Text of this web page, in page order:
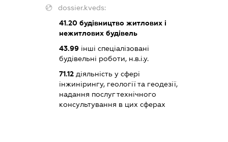
dossier.kveds:
41.20будівництво житлових і
нежитлових будівель
43.99інші спеціалізовані
будівельні роботи, н.в.і.у.
71.12діяльність у сфері
інжинірингу, геології та геодезії,
надання послуг технічного
консультування в цих сферах